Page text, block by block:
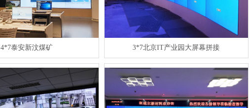
4*7泰安新汶煤矿 3*7北京IT产业园大屏幕拼接